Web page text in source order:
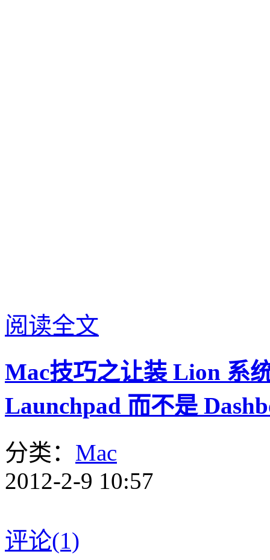
阅读全文
Mac技巧之让装 Lion 系
Launchpad 而不是
分类： Mac
2012-2-9 10:57
评论(1)